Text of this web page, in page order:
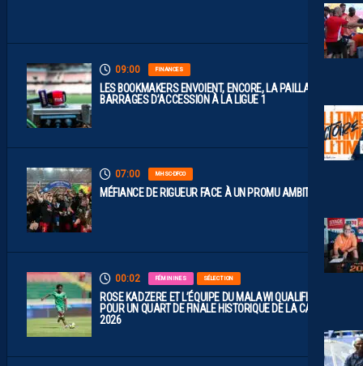
S
.
09:00 FINANCES
LES BOOKMAKERS ENVOIENT, ENCORE, LA PAILLADE EN
BARRAGES D’ACCESSION À LA LIGUE 1
07:00 MHSC-DFCO
MÉFIANCE DE RIGUEUR FACE À UN PROMU AMBITIEUX
00:02 FÉMININES SÉLECTION
ROSE KADZERE ET L’ÉQUIPE DU MALAWI QUALIFIÉES
POUR UN QUART DE FINALE HISTORIQUE DE LA CAN
2026